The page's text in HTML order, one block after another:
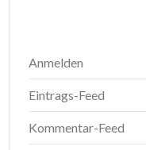
Anmelden
Eintrags-Feed
Kommentar-Feed